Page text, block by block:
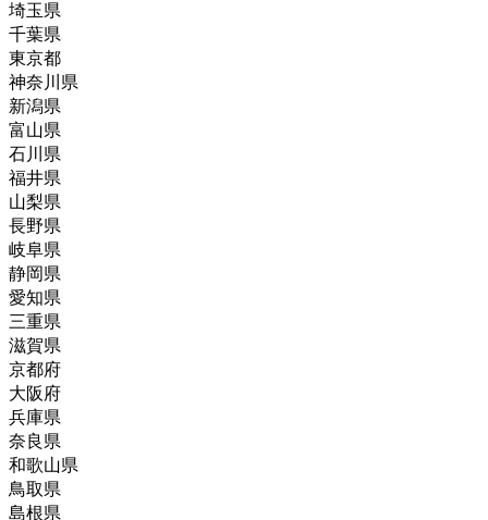
埼玉県
千葉県
東京都
神奈川県
新潟県
富山県
石川県
福井県
山梨県
長野県
岐阜県
静岡県
愛知県
三重県
滋賀県
京都府
大阪府
兵庫県
奈良県
和歌山県
鳥取県
島根県